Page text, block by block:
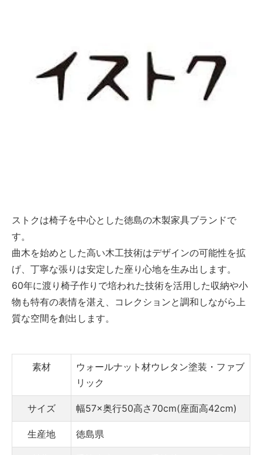
ストクは椅子を中心とした徳島の木製家具ブランドで
す。
曲木を始めとした高い木工技術はデザインの可能性を拡
げ、丁寧な張りは安定した座り心地を生み出します。
60年に渡り椅子作りで培われた技術を活用した収納や小
物も特有の表情を湛え、コレクションと調和しながら上
質な空間を創出します。
素材
ウォールナット材ウレタン塗装・ファブ
リック
サイズ 幅57×奥行50高さ70cm(座面高42cm)
生産地 徳島県